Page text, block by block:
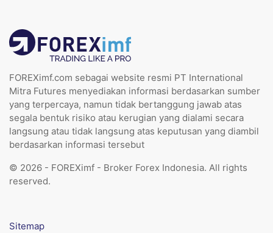
FOREXimf.com sebagai website resmi PT International
Mitra Futures menyediakan informasi berdasarkan sumber
yang terpercaya, namun tidak bertanggung jawab atas
segala bentuk risiko atau kerugian yang dialami secara
langsung atau tidak langsung atas keputusan yang diambil
berdasarkan informasi tersebut
© 2026 - FOREXimf - Broker Forex Indonesia. All rights
reserved.
Sitemap